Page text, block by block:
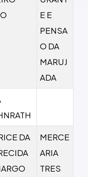
E E
PENSA
O DA
MARUJ
ADA
DA
MERCE
ARIA
TRES